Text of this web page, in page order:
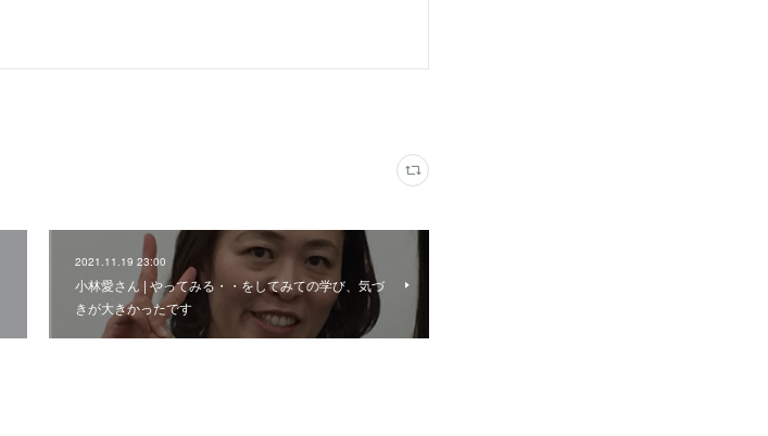
2021.11.19 23:00
小林愛さん | やってみる・・をしてみての学び、気づ
きが大きかったです